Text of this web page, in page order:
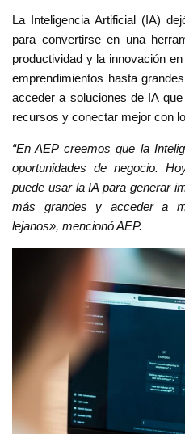
La Inteligencia Artificial (IA)
para convertirse en una
productividad y la innovación
emprendimientos hasta
acceder a soluciones de IA
recursos y conectar mejor con
“En AEP creemos que la
oportunidades de negocio.
puede usar la IA para generar
más grandes y acceder a
lejanos», mencionó AEP.